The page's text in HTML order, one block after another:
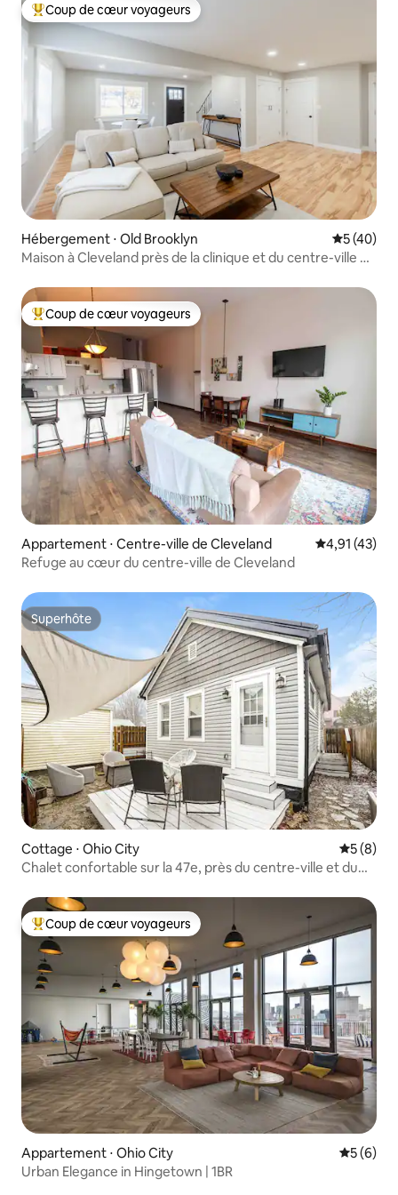
Coups de cœur voyageurs les plus appréciés
Coup de cœur voyageurs
Hébergement ⋅ Old Brooklyn
5 (40)
Maison à Cleveland près de la clinique et du centre-ville de
Coups de cœur voyageurs les plus appréciés
Coup de cœur voyageurs
Appartement ⋅ Centre-ville de Cleveland Évaluation
4,91 (43)
Refuge au cœur du centre-ville de Cleveland
Superhôte
Superhôte
Cottage ⋅ Ohio City
5 (8)
Chalet confortable sur la 47e, près du centre-ville et du
Coups de cœur voyageurs les plus appréciés
Coup de cœur voyageurs
Appartement ⋅ Ohio City
5 (6)
Urban Elegance in Hingetown | 1BR